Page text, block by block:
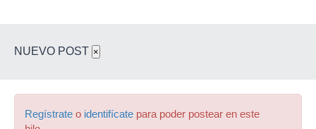
NUEVO POST ×
Regístrate o identifícate para poder postear en este